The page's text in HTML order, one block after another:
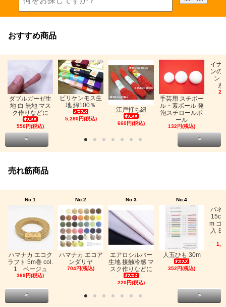
おすすめ商品
ダブルガーゼ生
地 白 無地 マス
ク作りなどに
550円(税込)
ビリケンモス生
地 綿100％
5,280円(税込)
江戸打ち紐
660円(税込)
手芸用 スチボー
ル・素ボール 発
泡スチロールボ
ール
132円(税込)
イナ
ンの
ン
糸
< >
売れ筋商品
No.1
ハマナカ エコク
ラフト 5m巻 col.
1 ベージュ
369円(税込)
No.2
ハマナカ エコア
ンダリヤ
704円(税込)
No.3
エアロシルバー
生地 接触冷感 マ
スク作りなどに
220円(税込)
No.4
人五ひも 30m
352円(税込)
バネ
m ゴ
入
< >